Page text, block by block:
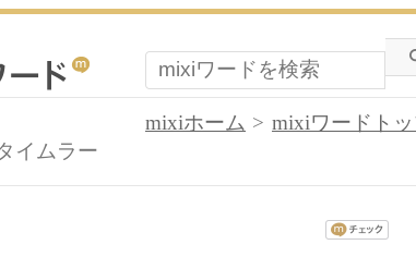
mixiホーム
mixiワードト
イムラー